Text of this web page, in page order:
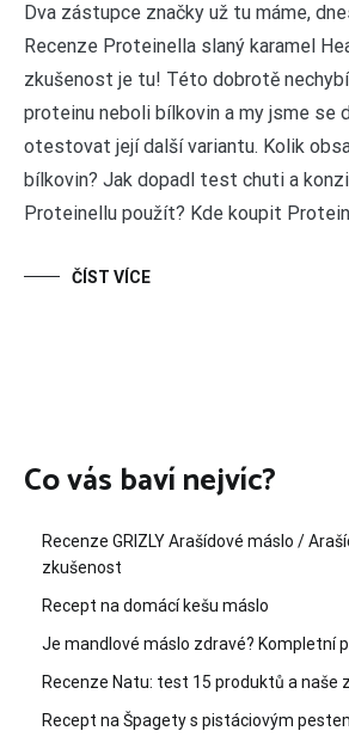
Dva zástupce značky už tu máme,
Recenze Proteinella slaný karamel
zkušenost je tu! Této dobrotě
proteinu neboli bílkovin a my jsme se
otestovat její další variantu. Kolik
bílkovin? Jak dopadl test chuti a
Proteinellu použít? Kde koupit
ČÍST VÍCE
Co vás baví nejvíc?
Recenze GRIZLY Arašídové máslo /
zkušenost
Recept na domácí kešu máslo
Je mandlové máslo zdravé? Kompletní
Recenze Natu: test 15 produktů a naše
Recept na Špagety s pistáciovým